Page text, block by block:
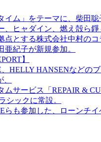
イム」をテーマに、柴田
、ヒャダイン、燃え殻ら
点とする株式会社中村の
亜紀子が新規参加。
】
HELLY HANSENなどの
ムサービス「REPAIR &
シックに常設。
らも参加した、ローンチ